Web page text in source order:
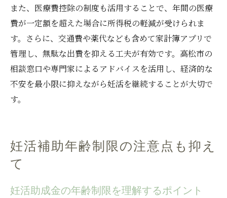
また、医療費控除の制度も活用することで、年間の医療
費が一定額を超えた場合に所得税の軽減が受けられま
す。さらに、交通費や薬代なども含めて家計簿アプリで
管理し、無駄な出費を抑える工夫が有効です。高松市の
相談窓口や専門家によるアドバイスを活用し、経済的な
不安を最小限に抑えながら妊活を継続することが大切で
す。
妊活補助年齢制限の注意点も抑え
て
妊活助成金の年齢制限を理解するポイント